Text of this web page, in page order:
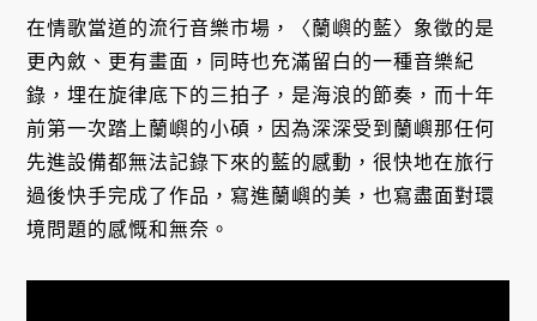
在情歌當道的流行音樂市場，〈蘭嶼的藍〉象徵的是
更內斂、更有畫面，同時也充滿留白的一種音樂紀
錄，埋在旋律底下的三拍子，是海浪的節奏，而十年
前第一次踏上蘭嶼的小碩，因為深深受到蘭嶼那任何
先進設備都無法記錄下來的藍的感動，很快地在旅行
過後快手完成了作品，寫進蘭嶼的美，也寫盡面對環
境問題的感慨和無奈。